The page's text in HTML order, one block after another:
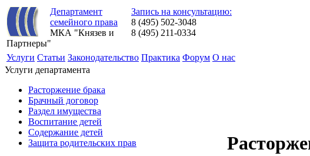
Департамент
семейного права
МКА "Князев и
Партнеры"
Запись на консультацию:
8 (495) 502-3048
8 (495) 211-0334
Услуги Статьи Законодательство Практика Форум О нас
Услуги департамента
Расторжение брака
Брачный договор
Раздел имущества
Воспитание детей
Содержание детей
Защита родительских прав